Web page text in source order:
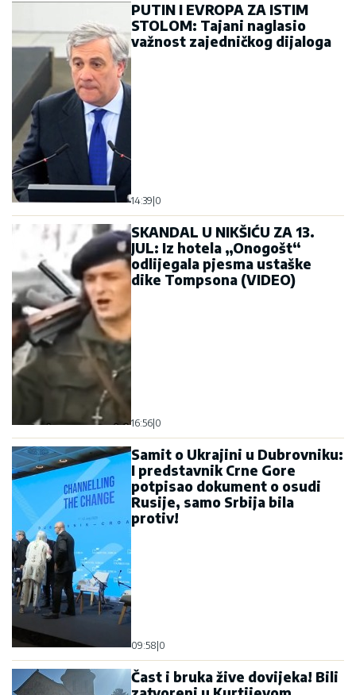
PUTIN I EVROPA ZA ISTIM
STOLOM: Tajani naglasio
važnost zajedničkog dijaloga
14:39 0
SKANDAL U NIKŠIĆU ZA 13.
JUL: Iz hotela „Onogošt“
odlijegala pjesma ustaške
dike Tompsona (VIDEO)
16:56 0
Samit o Ukrajini u Dubrovniku:
I predstavnik Crne Gore
potpisao dokument o osudi
Rusije, samo Srbija bila
protiv!
09:58 0
Čast i bruka žive dovijeka! Bili